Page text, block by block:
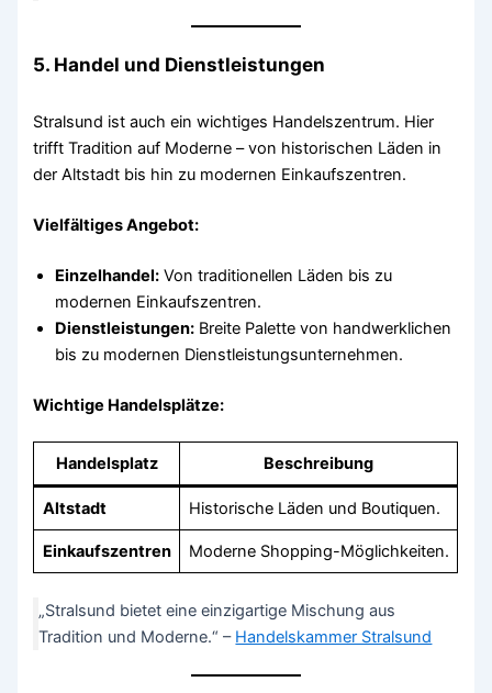
5. Handel und Dienstleistungen
Stralsund ist auch ein wichtiges Handelszentrum. Hier
trifft Tradition auf Moderne – von historischen Läden in
der Altstadt bis hin zu modernen Einkaufszentren.
Vielfältiges Angebot:
Einzelhandel: Von traditionellen Läden bis zu
modernen Einkaufszentren.
Dienstleistungen: Breite Palette von handwerklichen
bis zu modernen Dienstleistungsunternehmen.
Wichtige Handelsplätze:
Handelsplatz Beschreibung
Altstadt Historische Läden und Boutiquen.
Einkaufszentren Moderne Shopping-Möglichkeiten.
„Stralsund bietet eine einzigartige Mischung aus
Tradition und Moderne.“ – Handelskammer Stralsund